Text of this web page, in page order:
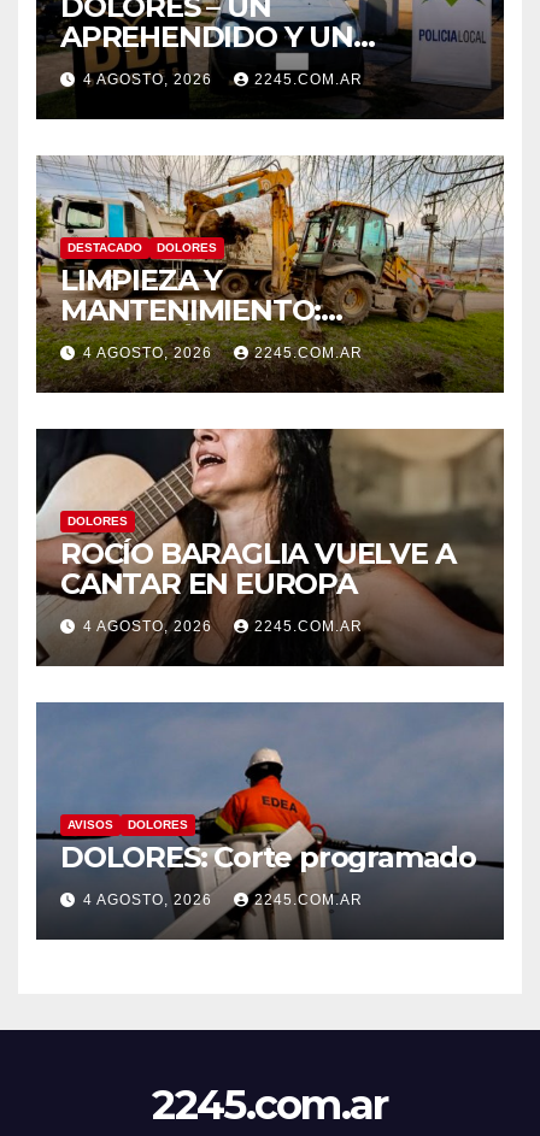
DOLORES – UN
APREHENDIDO Y UN
VEHÍCULO SECUESTRADO
TRAS DISPAROS Y
AMENAZAS
4 AGOSTO, 2026 2245.COM.AR
DESTACADO DOLORES
LIMPIEZA Y
MANTENIMIENTO:
CONTINÚAN LOS TRABAJOS
DE ZANJEO EN DISTINTOS
SECTORES DE LA CIUDAD
4 AGOSTO, 2026 2245.COM.AR
DOLORES
ROCÍO BARAGLIA VUELVE A
CANTAR EN EUROPA
4 AGOSTO, 2026 2245.COM.AR
AVISOS DOLORES
DOLORES: Corte programado
4 AGOSTO, 2026 2245.COM.AR
2245.com.ar